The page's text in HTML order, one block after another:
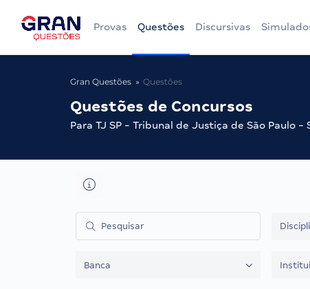
Provas Questões Discursivas
Gran Questões Questões
Questões de Concursos
Para TJ SP - Tribunal de Justiça de São Paulo
Banca